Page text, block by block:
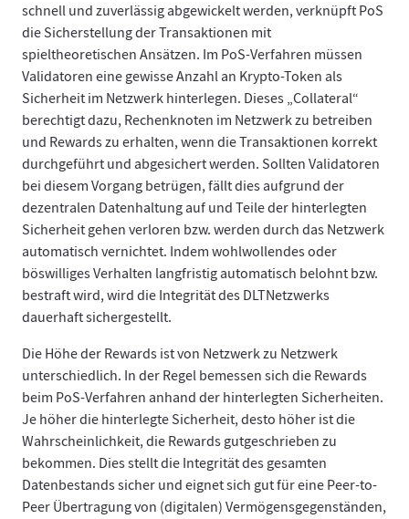
schnell und zuverlässig abgewickelt werden, verknüpft PoS
die Sicherstellung der Transaktionen mit
spieltheoretischen Ansätzen. Im PoS-Verfahren müssen
Validatoren eine gewisse Anzahl an Krypto-Token als
Sicherheit im Netzwerk hinterlegen. Dieses „Collateral“
berechtigt dazu, Rechenknoten im Netzwerk zu betreiben
und Rewards zu erhalten, wenn die Transaktionen korrekt
durchgeführt und abgesichert werden. Sollten Validatoren
bei diesem Vorgang betrügen, fällt dies aufgrund der
dezentralen Datenhaltung auf und Teile der hinterlegten
Sicherheit gehen verloren bzw. werden durch das Netzwerk
automatisch vernichtet. Indem wohlwollendes oder
böswilliges Verhalten langfristig automatisch belohnt bzw.
bestraft wird, wird die Integrität des DLTNetzwerks
dauerhaft sichergestellt.
Die Höhe der Rewards ist von Netzwerk zu Netzwerk
unterschiedlich. In der Regel bemessen sich die Rewards
beim PoS-Verfahren anhand der hinterlegten Sicherheiten.
Je höher die hinterlegte Sicherheit, desto höher ist die
Wahrscheinlichkeit, die Rewards gutgeschrieben zu
bekommen. Dies stellt die Integrität des gesamten
Datenbestands sicher und eignet sich gut für eine Peer-to-
Peer Übertragung von (digitalen) Vermögensgegenständen,